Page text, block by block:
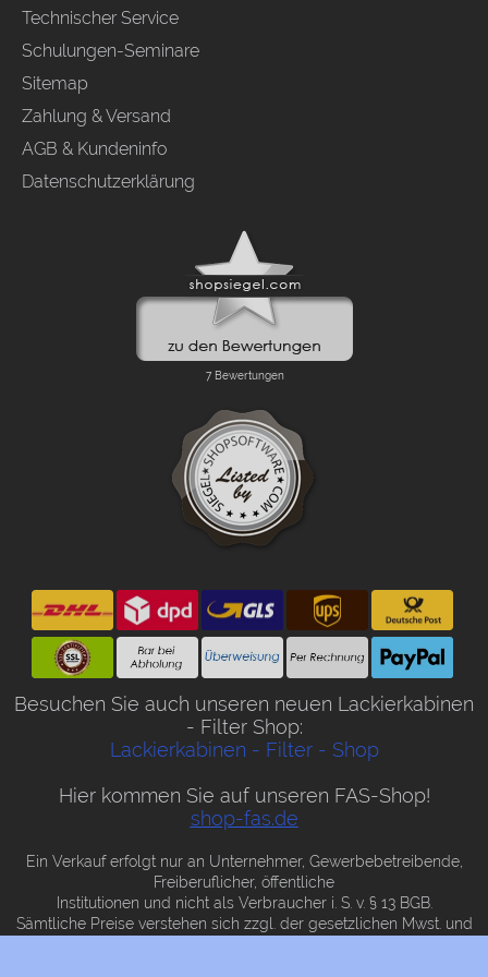
Technischer Service
Schulungen-Seminare
Sitemap
Zahlung & Versand
AGB & Kundeninfo
Datenschutzerklärung
Besuchen Sie auch unseren neuen Lackierkabinen
- Filter Shop:
Lackierkabinen - Filter - Shop
Hier kommen Sie auf unseren FAS-Shop!
shop-fas.de
Ein Verkauf erfolgt nur an Unternehmer, Gewerbebetreibende,
Freiberuflicher, öffentliche
Institutionen und nicht als Verbraucher i. S. v. § 13 BGB.
Sämtliche Preise verstehen sich zzgl. der gesetzlichen Mwst. und